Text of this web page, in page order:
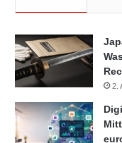
2.